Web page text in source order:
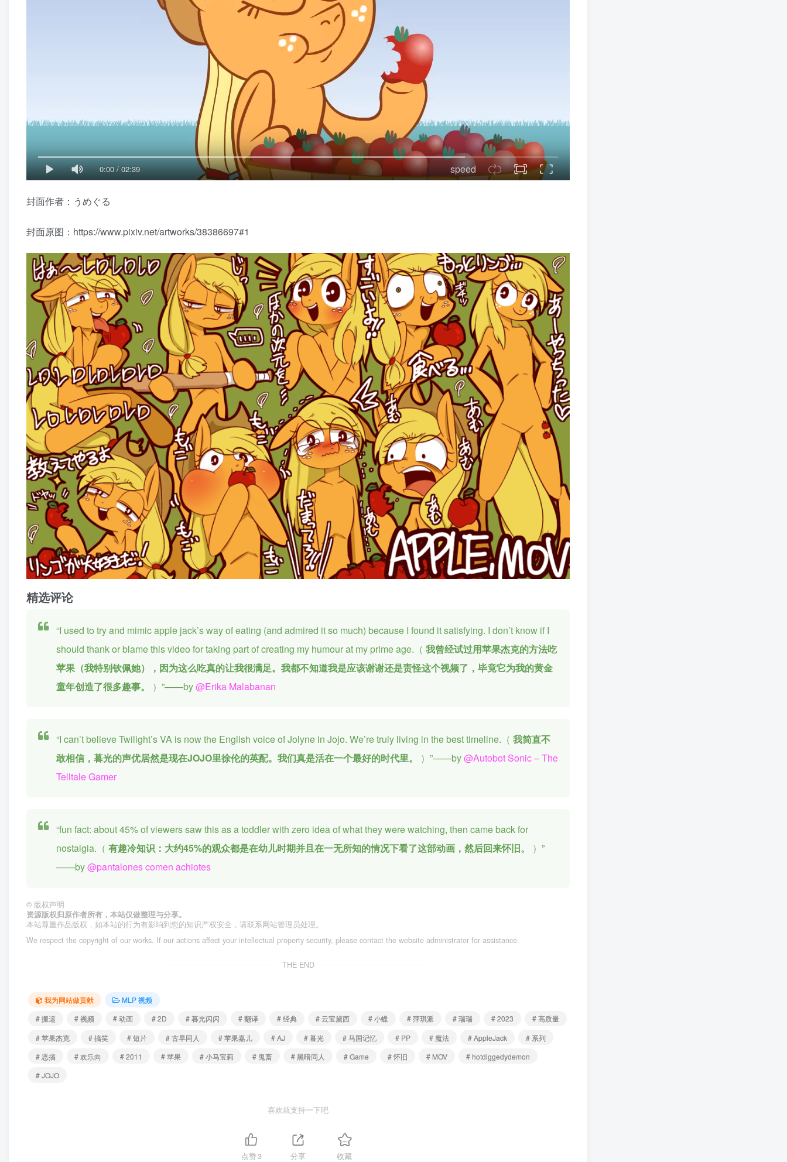
0:00/02:39 speed
封面作者：うめぐる
封面原图：https://www.pixiv.net/artworks/38386697#1
精选评论
“I used to try and mimic apple jack’s way of eating (and admired it so much) because I found it satisfying. I don’t know if I
should thank or blame this video for taking part of creating my humour at my prime age.（我曾经试过用苹果杰克的方法吃
苹果（我特别钦佩她），因为这么吃真的让我很满足。我都不知道我是应该谢谢还是责怪这个视频了，毕竟它为我的黄金
童年创造了很多趣事。 ）”——by@Erika Malabanan
“I can’t believe Twilight’s VA is now the English voice of Jolyne in Jojo. We’re truly living in the best timeline.（我简直不
敢相信，暮光的声优居然是现在JOJO里徐伦的英配。我们真是活在一个最好的时代里。 ）”——by@Autobot Sonic – The
Telltale Gamer
“fun fact: about 45% of viewers saw this as a toddler with zero idea of what they were watching, then came back for
nostalgia.（有趣冷知识：大约45%的观众都是在幼儿时期并且在一无所知的情况下看了这部动画，然后回来怀旧。 ）”
——by@pantalones comen achiotes
© 版权声明
资源版权归原作者所有，本站仅做整理与分享。
本站尊重作品版权，如本站的行为有影响到您的知识产权安全，请联系网站管理员处理。
We respect the copyright of our works. If our actions affect your intellectual property security, please contact the website administrator for assistance.
THE END
我为网站做贡献
MLP 视频
# 搬运
# 视频 # 动画 # 2D # 暮光闪闪 # 翻译 # 经典 # 云宝黛西 # 小蝶 # 萍琪派 # 瑞瑞 # 2023
# 高质量
# 苹果杰克
# 搞笑 # 短片 # 古早同人 # 苹果嘉儿 # AJ # 暮光 # 马国记忆 # PP # 魔法 # AppleJack
# 系列
# 恶搞
# 欢乐向 # 2011 # 苹果 # 小马宝莉 # 鬼畜 # 黑暗同人 # Game # 怀旧 # MOV
# hotdiggedydemon
# JOJO
喜欢就支持一下吧
点赞3 分享 收藏